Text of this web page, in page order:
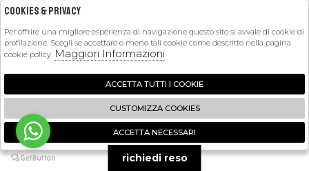
EXTRA
2026 Petit Pasha - P.iva : 09423341214 Powered by
Zucchetti
🍪
richiedi reso
Cookies & Privacy
Per offrire una migliore esperienza di navigazione questo sito si avvale di cookie di
profilazione. Scegli se accettare o meno tali cookie come descritto nella pagina
cookie policy. Maggiori Informazioni
ACCETTA TUTTI I COOKIE
CUSTOMIZZA COOKIES
ACCETTA NECESSARI